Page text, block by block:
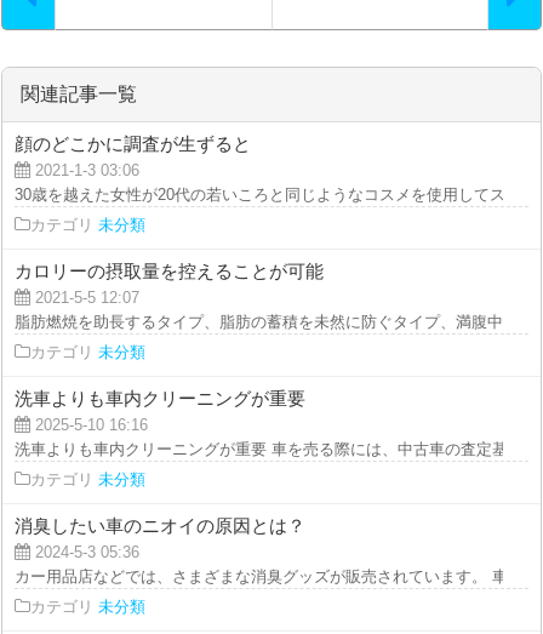
関連記事一覧
顔のどこかに調査が生ずると
2021-1-3 03:06
30歳を越えた女性が20代の若いころと同じようなコスメを使用してスキン
カテゴリ 未分類
カロリーの摂取量を控えることが可能
2021-5-5 12:07
脂肪燃焼を助長するタイプ、脂肪の蓄積を未然に防ぐタイプ、満腹中枢を
カテゴリ 未分類
洗車よりも車内クリーニングが重要
2025-5-10 16:16
洗車よりも車内クリーニングが重要 車を売る際には、中古車の査定基準
カテゴリ 未分類
消臭したい車のニオイの原因とは？
2024-5-3 05:36
カー用品店などでは、さまざまな消臭グッズが販売されています。 車内
カテゴリ 未分類